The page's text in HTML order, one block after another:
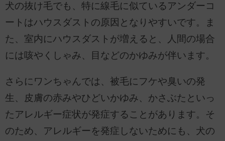
犬の抜け毛でも、特に線毛に似ているアンダーコ
ートはハウスダストの原因となりやすいです。ま
た、室内にハウスダストが増えると、人間の場合
には咳やくしゃみ、目などのかゆみが伴います。
さらにワンちゃんでは、被毛にフケや臭いの発
生、皮膚の赤みやひどいかゆみ、かさぶたといっ
たアレルギー症状が発症することがあります。そ
のため、アレルギーを発症しないためにも、犬の